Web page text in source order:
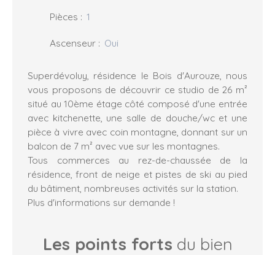
Pièces : 1
Ascenseur : Oui
Superdévoluy, résidence le Bois d'Aurouze, nous
vous proposons de découvrir ce studio de 26 m²
situé au 10ème étage côté composé d'une entrée
avec kitchenette, une salle de douche/wc et une
pièce à vivre avec coin montagne, donnant sur un
balcon de 7 m² avec vue sur les montagnes.
Tous commerces au rez-de-chaussée de la
résidence, front de neige et pistes de ski au pied
du bâtiment, nombreuses activités sur la station.
Plus d'informations sur demande !
Les points forts du bien